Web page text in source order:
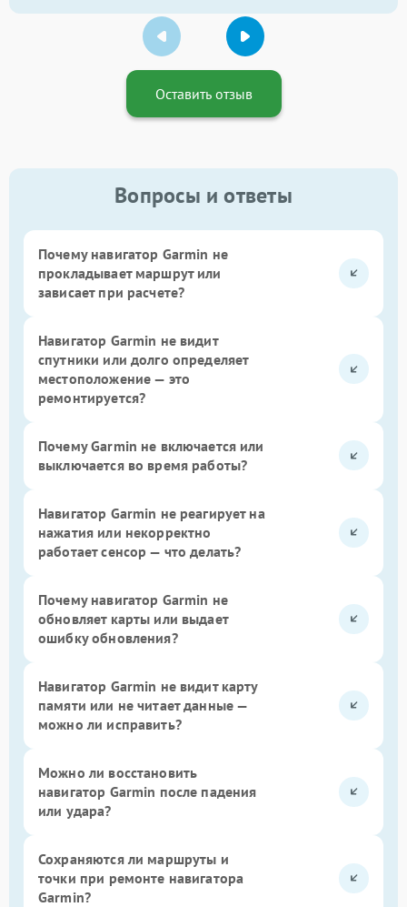
Оставить отзыв
Вопросы и ответы
Почему навигатор Garmin не
прокладывает маршрут или
зависает при расчете?
Навигатор Garmin не видит
спутники или долго определяет
местоположение — это
ремонтируется?
Почему Garmin не включается или
выключается во время работы?
Навигатор Garmin не реагирует на
нажатия или некорректно
работает сенсор — что делать?
Почему навигатор Garmin не
обновляет карты или выдает
ошибку обновления?
Навигатор Garmin не видит карту
памяти или не читает данные —
можно ли исправить?
Можно ли восстановить
навигатор Garmin после падения
или удара?
Сохраняются ли маршруты и
точки при ремонте навигатора
Garmin?